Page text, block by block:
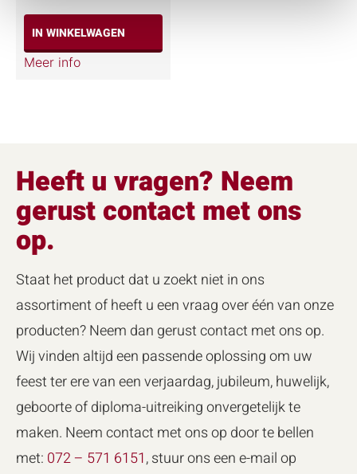
IN WINKELWAGEN
Meer info
Heeft u vragen? Neem
gerust contact met ons
op.
Staat het product dat u zoekt niet in ons
assortiment of heeft u een vraag over één van onze
producten? Neem dan gerust contact met ons op.
Wij vinden altijd een passende oplossing om uw
feest ter ere van een verjaardag, jubileum, huwelijk,
geboorte of diploma-uitreiking onvergetelijk te
maken. Neem contact met ons op door te bellen
met: 072 – 571 6151, stuur ons een e-mail op